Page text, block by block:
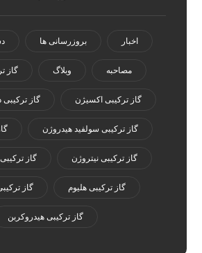
اخبار بروزرسانی ها
مصاحبه وبلاگ گاز
گاز ترکیبی اکسیژن گاز
گاز ترکیبی سولفید هیدروژن
گاز ترکیبی نیتروژن گاز
گاز ترکیبی هلیوم گاز
گاز ترکیبی هیدروکربن